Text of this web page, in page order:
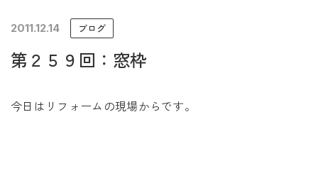
イチケンの家づくり
モデルハウス
2011.12.14 ブログ
第２５９回：窓枠
今日はリフォームの現場からです。